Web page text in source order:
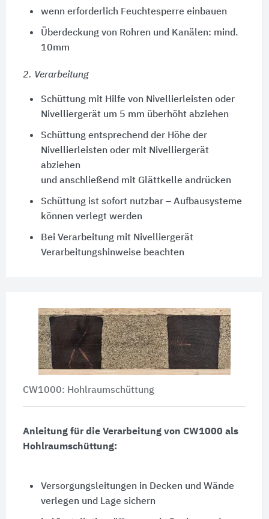
wenn erforderlich Feuchtesperre einbauen
Überdeckung von Rohren und Kanälen: mind.
10mm
2. Verarbeitung
Schüttung mit Hilfe von Nivellierleisten oder
Nivelliergerät um 5 mm überhöht abziehen
Schüttung entsprechend der Höhe der
Nivellierleisten oder mit Nivelliergerät
abziehen
und anschließend mit Glättkelle andrücken
Schüttung ist sofort nutzbar – Aufbausysteme
können verlegt werden
Bei Verarbeitung mit Nivelliergerät
Verarbeitungshinweise beachten
CW1000: Hohlraumschüttung
Anleitung für die Verarbeitung von CW1000 als
Hohlraumschüttung:
Versorgungsleitungen in Decken und Wände
verlegen und Lage sichern